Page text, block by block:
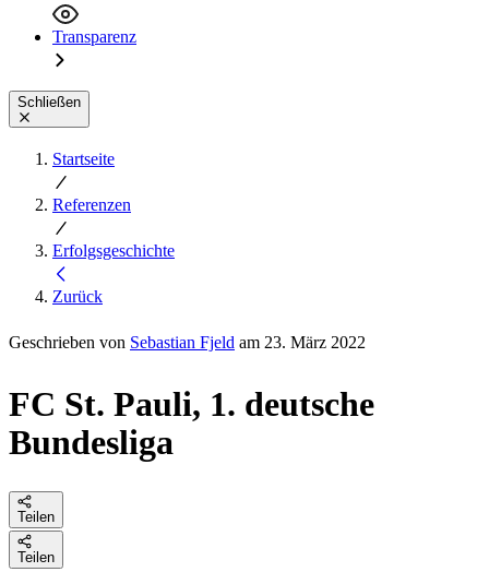
Transparenz
Schließen
Startseite
Referenzen
Erfolgsgeschichte
Zurück
Geschrieben von Sebastian Fjeld am 23. März 2022
FC St. Pauli, 1. deutsche
Bundesliga
Teilen
Teilen